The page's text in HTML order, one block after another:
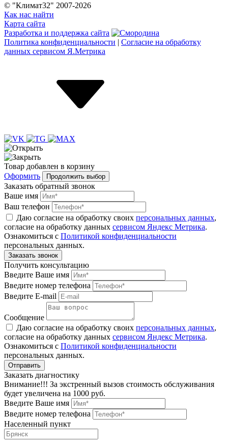
© "Климат32" 2007-2026
Как нас найти
Карта сайта
Разработка и поддержка сайта
Политика конфиденциальности | Согласие на обработку
данных сервисом Я.Метрика
Товар добавлен в корзину
Оформить
Продолжить выбор
Заказать обратный звонок
Ваше имя
Ваш телефон
Даю согласие на обработку своих персональных данных,
согласие на обработку данных сервисом Яндекс Метрика.
Ознакомиться с Политикой конфиденциальности
персональных данных.
Получить консультацию
Введите Ваше имя
Введите номер телефона
Введите E-mail
Сообщение
Даю согласие на обработку своих персональных данных,
согласие на обработку данных сервисом Яндекс Метрика.
Ознакомиться с Политикой конфиденциальности
персональных данных.
Заказать диагностику
Внимание!!! За экстренный вызов стоимость обслуживания
будет увеличена на 1000 руб.
Введите Ваше имя
Введите номер телефона
Населенный пункт